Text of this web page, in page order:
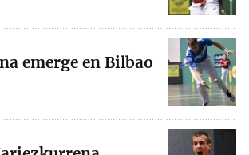
emerge en Bilbao